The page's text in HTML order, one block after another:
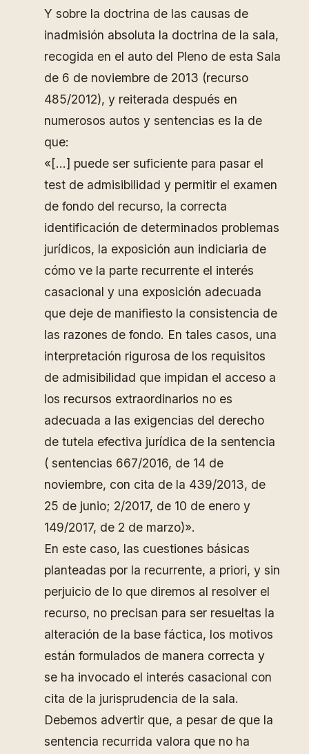
Y sobre la doctrina de las causas de
inadmisión absoluta la doctrina de la sala,
recogida en el auto del Pleno de esta Sala
de 6 de noviembre de 2013 (recurso
485/2012), y reiterada después en
numerosos autos y sentencias es la de
que:
«[…] puede ser suficiente para pasar el
test de admisibilidad y permitir el examen
de fondo del recurso, la correcta
identificación de determinados problemas
jurídicos, la exposición aun indiciaria de
cómo ve la parte recurrente el interés
casacional y una exposición adecuada
que deje de manifiesto la consistencia de
las razones de fondo. En tales casos, una
interpretación rigurosa de los requisitos
de admisibilidad que impidan el acceso a
los recursos extraordinarios no es
adecuada a las exigencias del derecho
de tutela efectiva jurídica de la sentencia
( sentencias 667/2016, de 14 de
noviembre, con cita de la 439/2013, de
25 de junio; 2/2017, de 10 de enero y
149/2017, de 2 de marzo)».
En este caso, las cuestiones básicas
planteadas por la recurrente, a priori, y sin
perjuicio de lo que diremos al resolver el
recurso, no precisan para ser resueltas la
alteración de la base fáctica, los motivos
están formulados de manera correcta y
se ha invocado el interés casacional con
cita de la jurisprudencia de la sala.
Debemos advertir que, a pesar de que la
sentencia recurrida valora que no ha